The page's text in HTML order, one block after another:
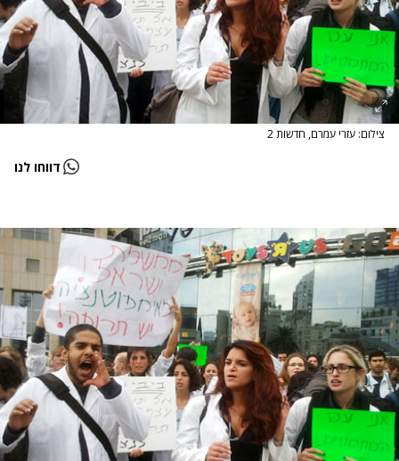
צילום: עזרי עמרם, חדשות 2
דווחו לנו